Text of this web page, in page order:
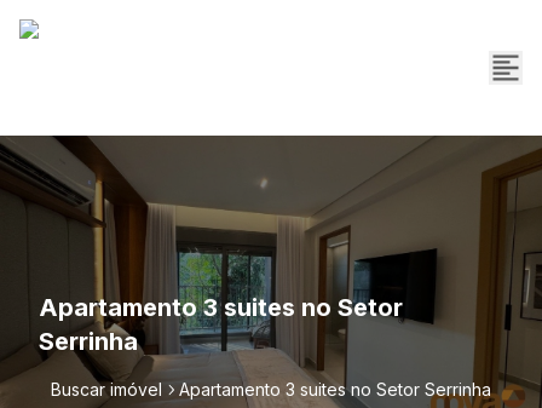
Apartamento 3 suites no Setor
Serrinha
Buscar imóvel Apartamento 3 suites no Setor Serrinha